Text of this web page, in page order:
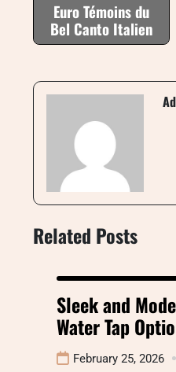
Euro Témoins du
Bel Canto Italien
Related Posts
Sleek and
Water Tap
February 25, 2026